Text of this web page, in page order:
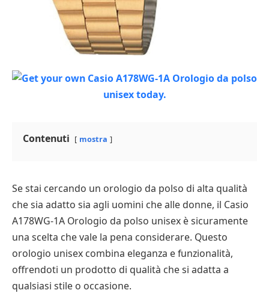
Contenuti mostra
Se stai cercando un orologio da polso di alta qualità
che sia adatto sia agli uomini che alle donne, il Casio
A178WG-1A Orologio da polso unisex è sicuramente
una scelta che vale la pena considerare. Questo
orologio unisex combina eleganza e funzionalità,
offrendoti un prodotto di qualità che si adatta a
qualsiasi stile o occasione.